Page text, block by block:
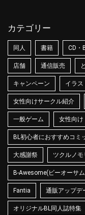
カテゴリー
同人 書籍 CD・
店舗 通信販売
キャンペーン イラス
女性向けサークル紹介
一般ゲーム 女性向け
BL初心者におすすめコミ
大感謝祭 ツクルノモ
B-Awesome(ビーオーサ
Fantia 通販アップデ
オリジナルBL同人誌特集